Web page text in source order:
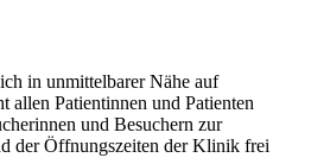
in unmittelbarer Nähe auf
allen Patientinnen und Patienten
und Besuchern zur
der Öffnungszeiten der Klinik frei